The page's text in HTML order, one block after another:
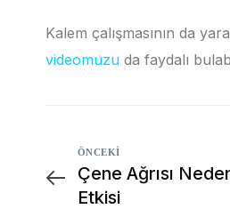
Kalem çalışmasının da
videomuzu da faydalı
ÖNCEKI
Çene Ağrısı
Etkisi